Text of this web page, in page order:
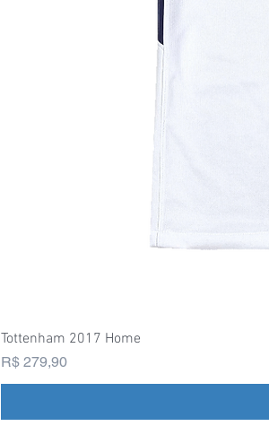
Tottenham 2017 Home
Preço
R$ 279,90